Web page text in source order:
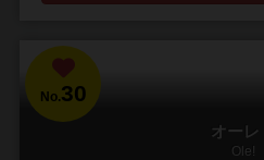
No.30
オーレ
Ole!